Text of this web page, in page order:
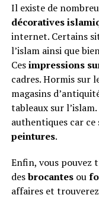
Il existe de
décoratives
internet. Certains
l’islam ainsi que
Cesimpressions
cadres. Hormis sur
magasins
tableaux sur
authentiques car
peintures.
Enfin, vous pouvez
desbrocantes ou
affaires et